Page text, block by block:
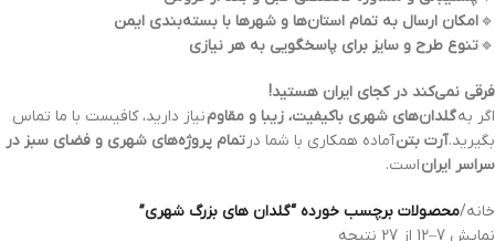
🔹امکان ارسال به تمام استان‌ها و شهرها با بسته‌بندی ایمن
🔹تنوع طرح و سایز برای پاسخگویی به هر نیازی
فرقی نمی‌کند در کجای ایران هستید!
اگر بهگلدان‌های شهری باکیفیت، زیبا و مقاومنیاز دارید، کافیست با ما تماس
بگیرید.آرت بتنآماده همکاری با شما درتمام پروژه‌های شهری و فضای سبز در
سراسر ایراناست.
خانه/محصولات برچسب خورده “گلدان های بزرگ شهری”
نمایش 7–12 از 27 نتیجه